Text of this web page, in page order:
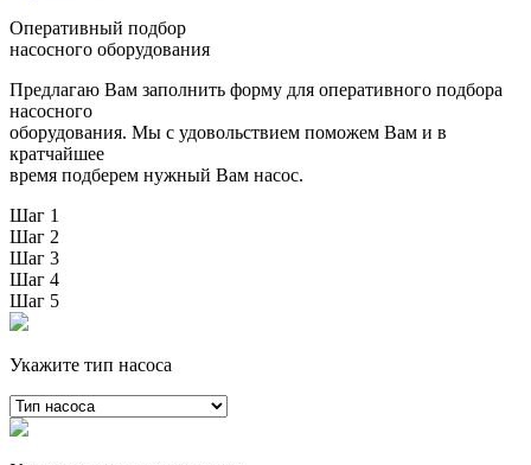
Оперативный подбор
насосного оборудования
Предлагаю Вам заполнить форму для оперативного подбора
насосного
оборудования. Мы с удовольствием поможем Вам и в
кратчайшее
время подберем нужный Вам насос.
Шаг 1
Шаг 2
Шаг 3
Шаг 4
Шаг 5
Укажите тип насоса